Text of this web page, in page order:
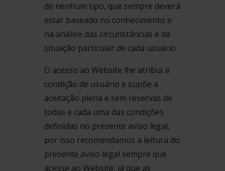
de nenhum tipo, que sempre deverá
estar baseado no conhecimento e
na análise das circunstâncias e da
situação particular de cada usuário.
O acesso ao Website lhe atribui a
condição de usuário e supõe a
aceitação plena e sem reservas de
todas e cada uma das condições
definidas no presente aviso legal,
por isso recomendamos a leitura do
presente aviso legal sempre que
acesse ao Website, já que as